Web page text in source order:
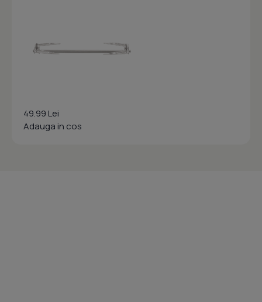
49.99 Lei
Adauga in cos